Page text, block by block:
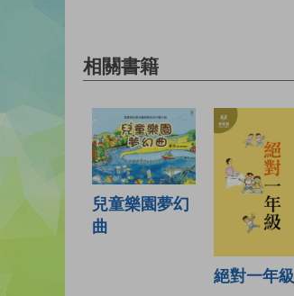
相關書籍
兒童樂園夢幻
曲
絕對一年級